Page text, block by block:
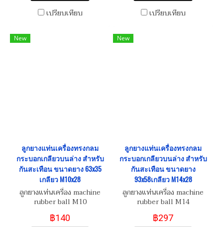
เปรียบเทียบ
เปรียบเทียบ
New
ลูกยางแท่นเครื่องทรงกลม
กระบอกเกลียวบนล่าง สำหรับ
กันสะเทือน ขนาดยาง 63x35
เกลียว M10x28
ลูกยางแท่นเครื่อง machine
rubber ball M10
฿140
New
ลูกยางแท่นเครื่องทรงกลม
กระบอกเกลียวบนล่าง สำหรับ
กันสะเทือน ขนาดยาง
93x58เกลียว M14x28
ลูกยางแท่นเครื่อง machine
rubber ball M14
฿297